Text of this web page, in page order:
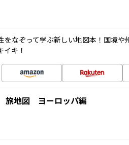
をなぞって学ぶ新しい地図本！国境
イキ！
旅地図 ヨーロッパ編